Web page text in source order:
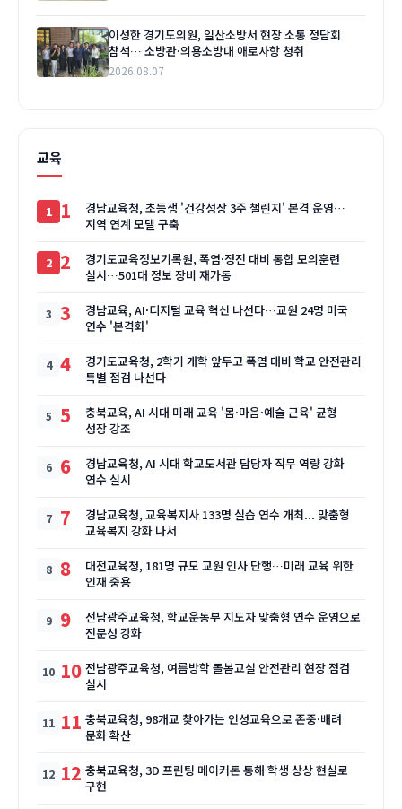
이성한 경기도의원, 일산소방서 현장 소통 정담회
참석… 소방관·의용소방대 애로사항 청취
2026.08.07
교육
1
경남교육청, 초등생 '건강성장 3주 챌린지' 본격 운영…
지역 연계 모델 구축
2
경기도교육정보기록원, 폭염·정전 대비 통합 모의훈련
실시…501대 정보 장비 재가동
3
경남교육, AI·디지털 교육 혁신 나선다…교원 24명 미국
연수 '본격화'
4
경기도교육청, 2학기 개학 앞두고 폭염 대비 학교 안전관리
특별 점검 나선다
5
충북교육, AI 시대 미래 교육 '몸·마음·예술 근육' 균형
성장 강조
6
경남교육청, AI 시대 학교도서관 담당자 직무 역량 강화
연수 실시
7
경남교육청, 교육복지사 133명 실습 연수 개최... 맞춤형
교육복지 강화 나서
8
대전교육청, 181명 규모 교원 인사 단행…미래 교육 위한
인재 중용
9
전남광주교육청, 학교운동부 지도자 맞춤형 연수 운영으로
전문성 강화
10 전남광주교육청, 여름방학 돌봄교실 안전관리 현장 점검
실시
11 충북교육청, 98개교 찾아가는 인성교육으로 존중·배려
문화 확산
12 충북교육청, 3D 프린팅 메이커톤 통해 학생 상상 현실로
구현